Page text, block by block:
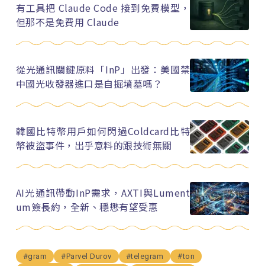
有工具把 Claude Code 接到免費模型，
但那不是免費用 Claude
從光通訊關鍵原料「InP」出發：美國禁
中國光收發器進口是自掘墳墓嗎？
韓國比特幣用戶如何閃過Coldcard比特
幣被盜事件，出乎意料的跟技術無關
AI光通訊帶動InP需求，AXTI與Lument
um簽長約，全新、穩懋有望受惠
#gram #Parvel Durov #telegram
#ton